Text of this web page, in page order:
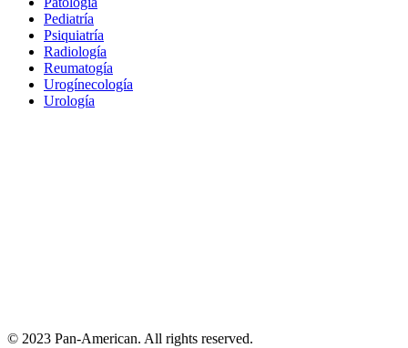
Pediatría
Psiquiatría
Radiología
Reumatogía
Urogínecología
Urología
© 2023 Pan-American. All rights reserved.